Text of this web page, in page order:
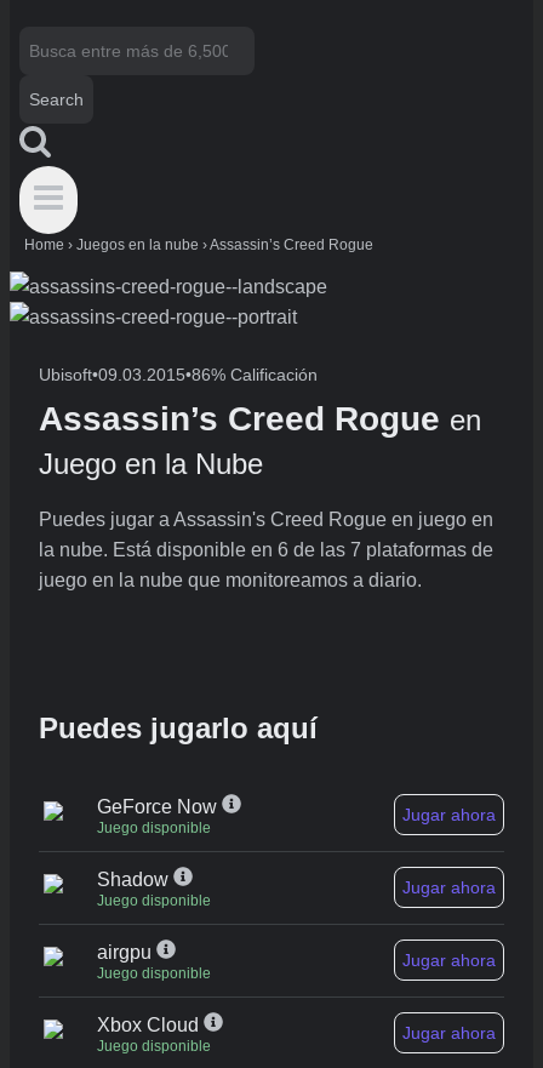
Search
Home › Juegos en la nube ›Assassin’s Creed Rogue
Ubisoft•09.03.2015•86% Calificación
Assassin’s Creed Rogue en
Juego en la Nube
Puedes jugar a Assassin's Creed Rogue en juego en
la nube. Está disponible en 6 de las 7 plataformas de
juego en la nube que monitoreamos a diario.
Puedes jugarlo aquí
GeForce Now
Juego disponible
Jugar ahora
Shadow
Juego disponible
Jugar ahora
airgpu
Juego disponible
Jugar ahora
Xbox Cloud
Juego disponible
Jugar ahora